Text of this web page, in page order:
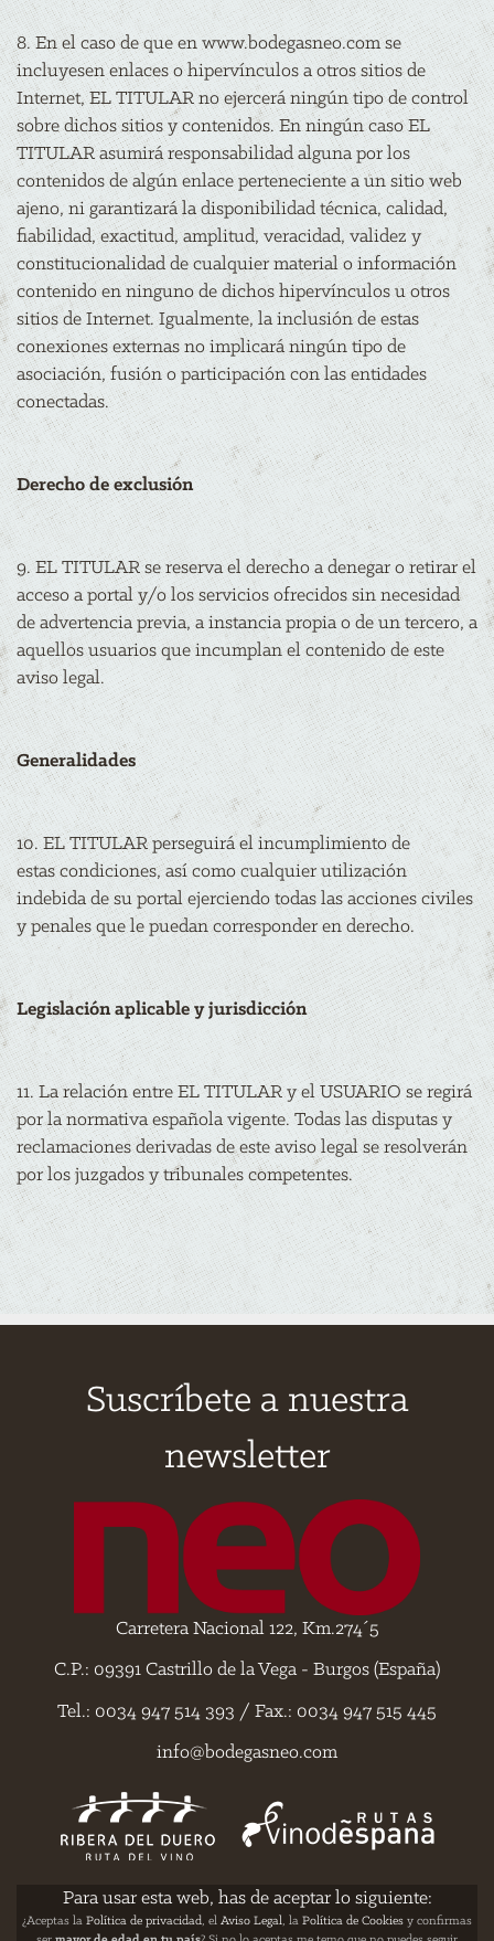
8. En el caso de que en www.bodegasneo.com se
incluyesen enlaces o hipervínculos a otros sitios de
Internet, EL TITULAR no ejercerá ningún tipo de control
sobre dichos sitios y contenidos. En ningún caso EL
TITULAR asumirá responsabilidad alguna por los
contenidos de algún enlace perteneciente a un sitio web
ajeno, ni garantizará la disponibilidad técnica, calidad,
fiabilidad, exactitud, amplitud, veracidad, validez y
constitucionalidad de cualquier material o información
contenido en ninguno de dichos hipervínculos u otros
sitios de Internet. Igualmente, la inclusión de estas
conexiones externas no implicará ningún tipo de
asociación, fusión o participación con las entidades
conectadas.
Derecho de exclusión
9. EL TITULAR se reserva el derecho a denegar o retirar el
acceso a portal y/o los servicios ofrecidos sin necesidad
de advertencia previa, a instancia propia o de un tercero, a
aquellos usuarios que incumplan el contenido de este
aviso legal.
Generalidades
10. EL TITULAR perseguirá el incumplimiento de
estas condiciones, así como cualquier utilización
indebida de su portal ejerciendo todas las acciones civiles
y penales que le puedan corresponder en derecho.
Legislación aplicable y jurisdicción
11. La relación entre EL TITULAR y el USUARIO se regirá
por la normativa española vigente. Todas las disputas y
reclamaciones derivadas de este aviso legal se resolverán
por los juzgados y tribunales competentes.
Suscríbete a nuestra
newsletter
Carretera Nacional 122, Km.274´5
C.P.: 09391 Castrillo de la Vega - Burgos (España)
Tel.: 0034 947 514 393 / Fax.: 0034 947 515 445
info@bodegasneo.com
Para usar esta web, has de aceptar lo siguiente:
¿Aceptas la Política de privacidad, el Aviso Legal, la Política de Cookies y confirmas